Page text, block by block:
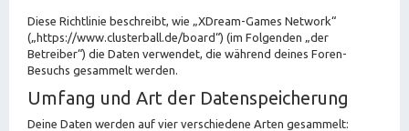
Diese Richtlinie beschreibt, wie „XDream-Games Network“
(„https://www.clusterball.de/board“) (im Folgenden „der
Betreiber“) die Daten verwendet, die während deines Foren-
Besuchs gesammelt werden.
Umfang und Art der Datenspeicherung
Deine Daten werden auf vier verschiedene Arten gesammelt: